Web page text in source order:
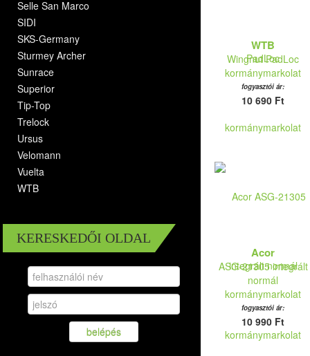
Selle San Marco
SIDI
SKS-Germany
Sturmey Archer
Sunrace
Superior
Tip-Top
Trelock
Ursus
Velomann
Vuelta
WTB
KERESKEDŐI OLDAL
belépés
WTB
Wingnut PadLoc
kormánymarkolat
fogyasztói ár:
10 690 Ft
Acor
ASG-21305 integrált
normál
kormánymarkolat
fogyasztói ár:
10 990 Ft